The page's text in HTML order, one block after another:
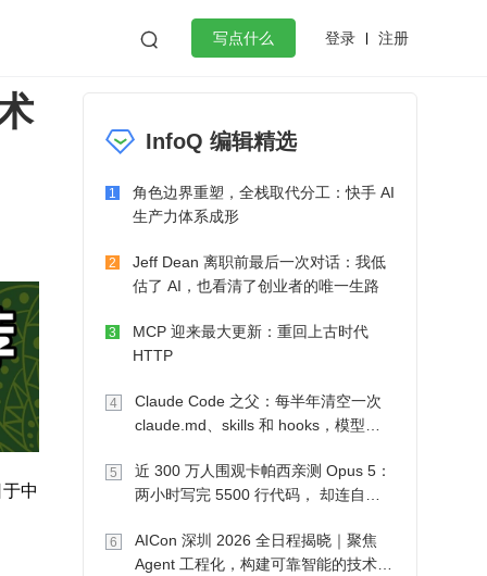
 写点什么 登录 注册
工作
微服务架构 flutter
中
InfoQ 编辑精选
1
角色边界重塑，全栈取代分工：快手 AI
生产力体系成形
2
Jeff Dean 离职前最后一次对话：我低
估了 AI，也看清了创业者的唯一生路
3
MCP 迎来最大更新：重回上古时代
HTTP
4
Claude Code 之父：每半年清空一次
claude.md、skills 和 hooks，模型自
5
近 300 万人围观卡帕西亲测 Opus 5：
两小时写完 5500 行代码， 却连自己
6
AICon 深圳 2026 全日程揭晓｜聚焦
Agent 工程化，构建可靠智能的技术路